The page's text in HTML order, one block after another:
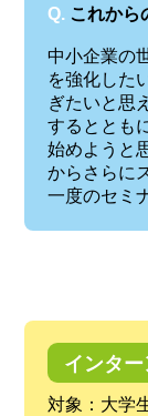
Q. これから
中小企業の
を強化した
ぎたいと思
するととも
始めようと
からさらに
一度のセミ
インタ
対象：大学